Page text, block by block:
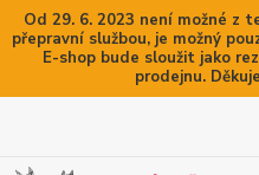
Od 29. 6. 2023 není možné z
přepravní službou, je možný
E-shop bude sloužit jako
prodejnu.